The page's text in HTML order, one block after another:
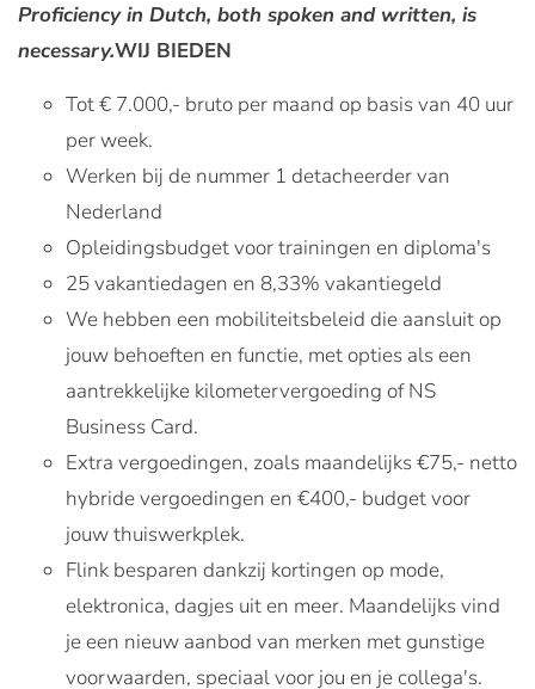
Proficiency in Dutch, both spoken and written, is
necessary.WIJ BIEDEN
Tot € 7.000,- bruto per maand op basis van 40 uur
per week.
Werken bij de nummer 1 detacheerder van
Nederland
Opleidingsbudget voor trainingen en diploma's
25 vakantiedagen en 8,33% vakantiegeld
We hebben een mobiliteitsbeleid die aansluit op
jouw behoeften en functie, met opties als een
aantrekkelijke kilometervergoeding of NS
Business Card.
Extra vergoedingen, zoals maandelijks €75,- netto
hybride vergoedingen en €400,- budget voor
jouw thuiswerkplek.
Flink besparen dankzij kortingen op mode,
elektronica, dagjes uit en meer. Maandelijks vind
je een nieuw aanbod van merken met gunstige
voorwaarden, speciaal voor jou en je collega's.